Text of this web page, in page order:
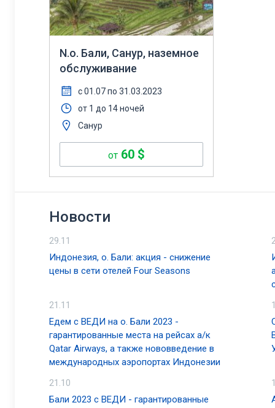
N.о. Бали, Санур, наземное
обслуживание
с 01.07 по 31.03.2023
от 1 до 14 ночей
Санур
от 60 $
Новости
29.11
Индонезия, о. Бали: акция - снижение
цены в сети отелей Four Seasons
21.11
Едем с ВЕДИ на о. Бали 2023 -
гарантированные места на рейсах а/к
Qatar Airways, а также нововведение в
международных аэропортах Индонезии
21.10
Бали 2023 с ВЕДИ - гарантированные